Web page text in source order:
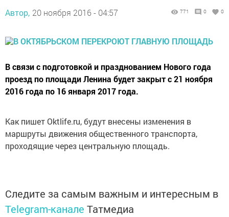
Автор, 20 ноября 2016 - 04:57 771 0 0
В связи с подготовкой и празднованием Нового года
проезд по площади Ленина будет закрыт с 21 ноября
2016 года по 16 января 2017 года.
Как пишет Оktlife.ru, будут внесены изменения в
маршруты движения общественного транспорта,
проходящие через центральную площадь.
Следите за самым важным и интересным в
Telegram-канале Татмедиа